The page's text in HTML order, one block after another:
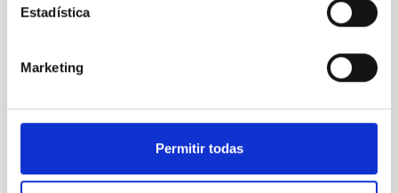
Estadística
Marketing
Permitir todas
A gamma ray burst observed in unprecedented detail